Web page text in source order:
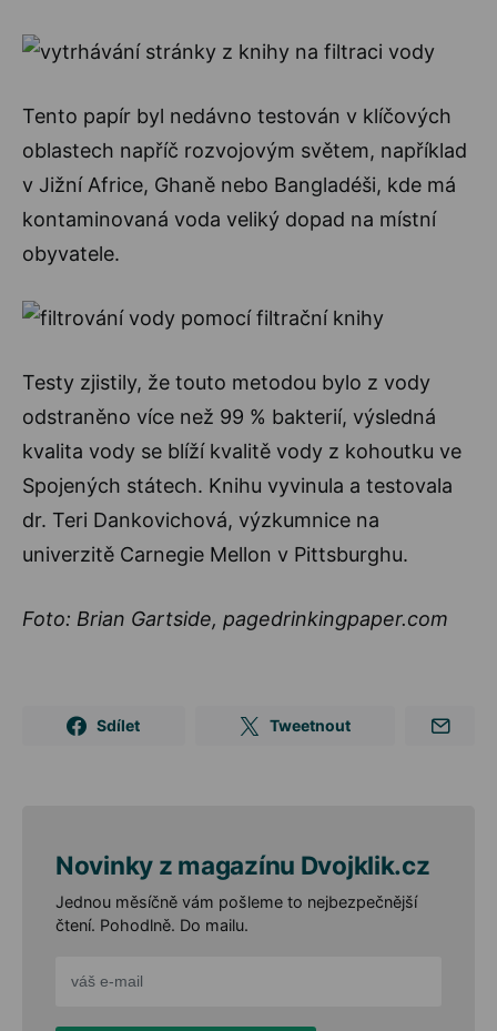
Tento papír byl nedávno testován v klíčových
oblastech napříč rozvojovým světem, například
v Jižní Africe, Ghaně nebo Bangladéši, kde má
kontaminovaná voda veliký dopad na místní
obyvatele.
Testy zjistily, že touto metodou bylo z vody
odstraněno více než 99 % bakterií, výsledná
kvalita vody se blíží kvalitě vody z kohoutku ve
Spojených státech. Knihu vyvinula a testovala
dr. Teri Dankovichová, výzkumnice na
univerzitě Carnegie Mellon v Pittsburghu.
Foto: Brian Gartside, pagedrinkingpaper.com
Sdílet Tweetnout
Novinky z magazínu Dvojklik.cz
Jednou měsíčně vám pošleme to nejbezpečnější
čtení. Pohodlně. Do mailu.